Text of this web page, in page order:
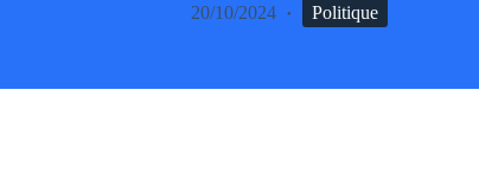
20/10/2024 Politique